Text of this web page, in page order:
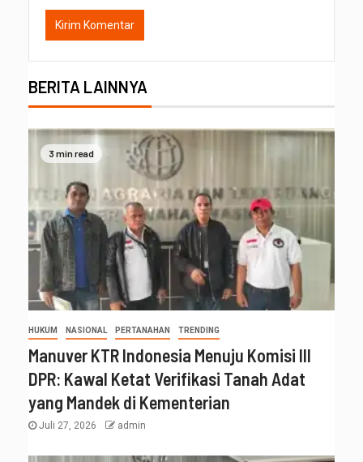
BERITA LAINNYA
3 min read
HUKUM NASIONAL PERTANAHAN TRENDING
Manuver KTR Indonesia Menuju Komisi III
DPR: Kawal Ketat Verifikasi Tanah Adat
yang Mandek di Kementerian
Juli 27, 2026 admin